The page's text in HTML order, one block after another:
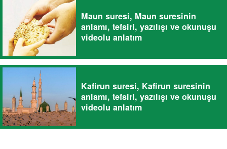
Maun suresi, Maun suresinin
anlamı, tefsiri, yazılışı ve okunuşu
videolu anlatım
Kafirun suresi, Kafirun suresinin
anlamı, tefsiri, yazılışı ve okunuşu
videolu anlatım